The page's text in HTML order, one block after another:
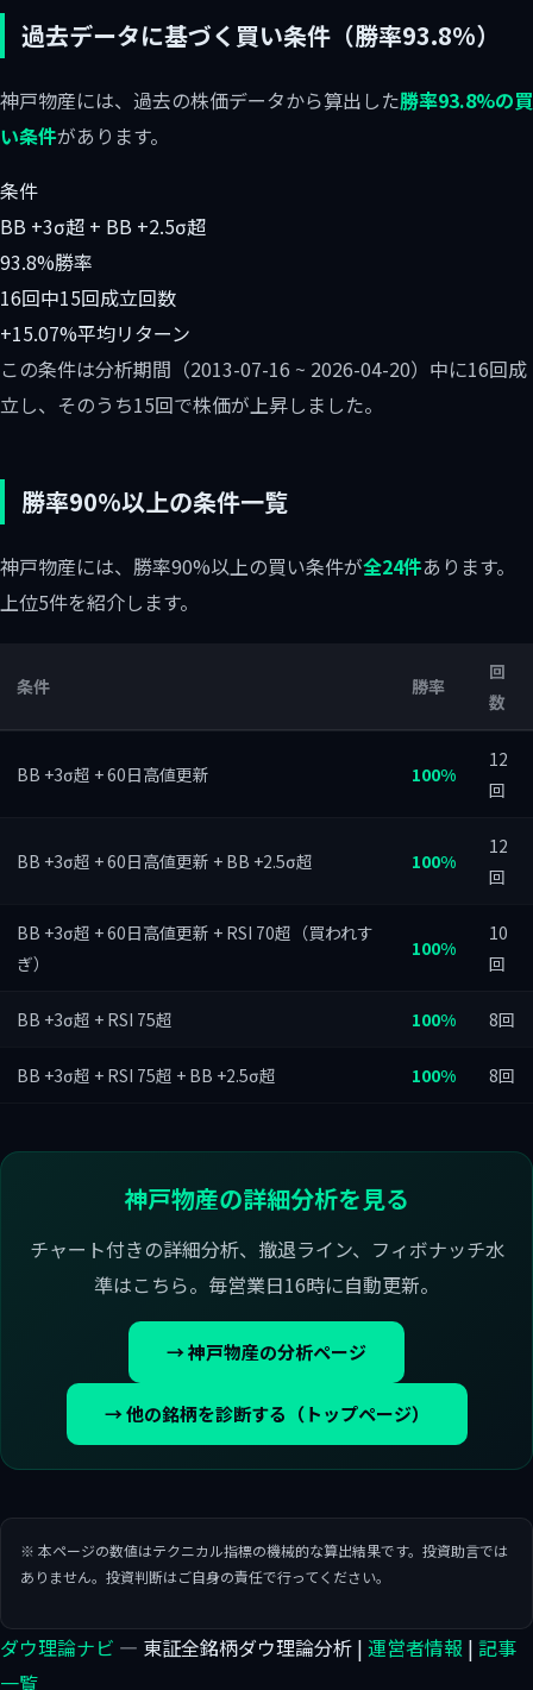
過去データに基づく買い条件（勝率93.8%）
神戸物産には、過去の株価データから算出した勝率93.8%の買
い条件があります。
条件
BB +3σ超 + BB +2.5σ超
93.8%勝率
16回中15回成立回数
+15.07%平均リターン
この条件は分析期間（2013-07-16 ~ 2026-04-20）中に16回成
立し、そのうち15回で株価が上昇しました。
勝率90%以上の条件一覧
神戸物産には、勝率90%以上の買い条件が全24件あります。
上位5件を紹介します。
条件 勝率
回
数
BB +3σ超 + 60日高値更新 100%
12
回
BB +3σ超 + 60日高値更新 + BB +2.5σ超 100%
12
回
BB +3σ超 + 60日高値更新 + RSI 70超（買われす
ぎ）
100%
10
回
BB +3σ超 + RSI 75超 100% 8回
BB +3σ超 + RSI 75超 + BB +2.5σ超 100% 8回
神戸物産の詳細分析を見る
チャート付きの詳細分析、撤退ライン、フィボナッチ水
準はこちら。毎営業日16時に自動更新。
→ 神戸物産の分析ページ
→ 他の銘柄を診断する（トップページ）
※ 本ページの数値はテクニカル指標の機械的な算出結果です。投資助言では
ありません。投資判断はご自身の責任で行ってください。
ダウ理論ナビ — 東証全銘柄ダウ理論分析 | 運営者情報 | 記事
一覧